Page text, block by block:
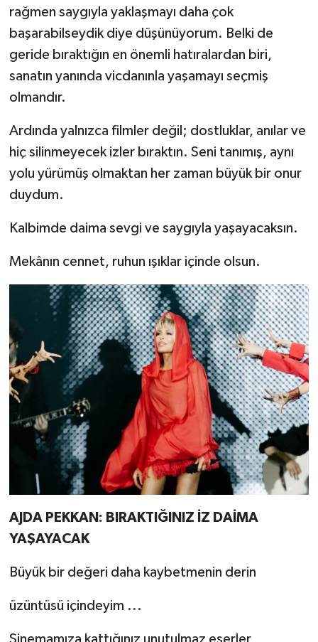
rağmen saygıyla yaklaşmayı daha çok
başarabilseydik diye düşünüyorum. Belki de
geride bıraktığın en önemli hatıralardan biri,
sanatın yanında vicdanınla yaşamayı seçmiş
olmandır.
Ardında yalnızca filmler değil; dostluklar, anılar ve
hiç silinmeyecek izler bıraktın. Seni tanımış, aynı
yolu yürümüş olmaktan her zaman büyük bir onur
duydum.
Kalbimde daima sevgi ve saygıyla yaşayacaksın.
Mekânın cennet, ruhun ışıklar içinde olsun.
AJDA PEKKAN: BIRAKTIĞINIZ İZ DAİMA
YAŞAYACAK
Büyük bir değeri daha kaybetmenin derin
üzüntüsü içindeyim ...
Sinemamıza kattığınız unutulmaz eserler,